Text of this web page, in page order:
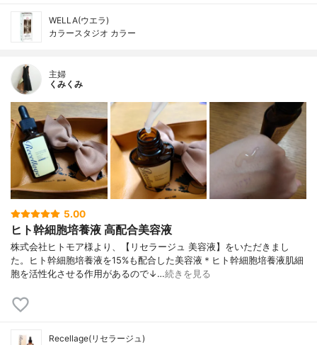
WELLA(ウエラ)
カラースタジオ カラー
主婦
くみくみ
5.00
ヒト幹細胞培養液 高配合美容液
株式会社ヒトモア様より、【リセラージュ 美容液】をいただきまし
た。ヒト幹細胞培養液を15%も配合した美容液＊ヒト幹細胞培養液肌細
胞を活性化させる作用があるので↓…続きを見る
Recellage(リセラージュ)